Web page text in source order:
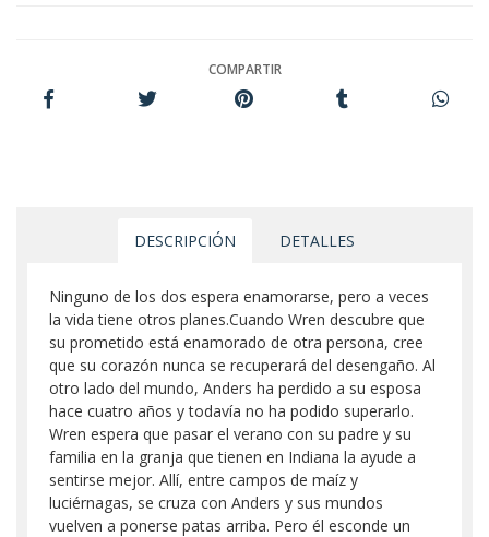
COMPARTIR
DESCRIPCIÓN DETALLES
Ninguno de los dos espera enamorarse, pero a veces
la vida tiene otros planes.Cuando Wren descubre que
su prometido está enamorado de otra persona, cree
que su corazón nunca se recuperará del desengaño. Al
otro lado del mundo, Anders ha perdido a su esposa
hace cuatro años y todavía no ha podido superarlo.
Wren espera que pasar el verano con su padre y su
familia en la granja que tienen en Indiana la ayude a
sentirse mejor. Allí, entre campos de maíz y
luciérnagas, se cruza con Anders y sus mundos
vuelven a ponerse patas arriba. Pero él esconde un